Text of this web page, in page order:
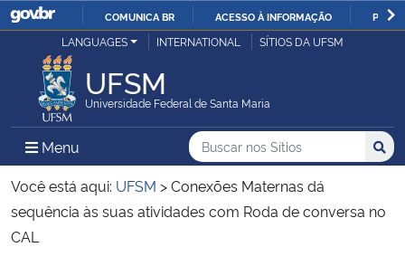
IR
COMUNICA BR ACESSO À INFORMAÇÃO
Ministério da Justiça e Segurança Pública
Ministério da Defesa
Ministério das Relações Exteriores
Ministério da Economia
LANGUAGES INTERNATIONAL SÍTIOS DA UFSM
UFSM
Universidade Federal de Santa Maria
Menu Menu Principal do Sítio
Busca
Buscar no nos Sítios
Busca:
Você está aqui: UFSM >Conexões Maternas dá
sequência às suas atividades com Roda de conversa no
CAL